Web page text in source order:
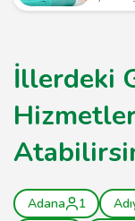
İllerdeki
Adana 1